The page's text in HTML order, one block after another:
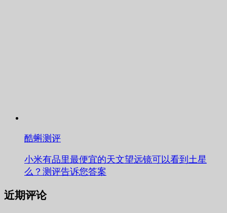
酷蝌测评
小米有品里最便宜的天文望远镜可以看到土星
么？测评告诉您答案
近期评论